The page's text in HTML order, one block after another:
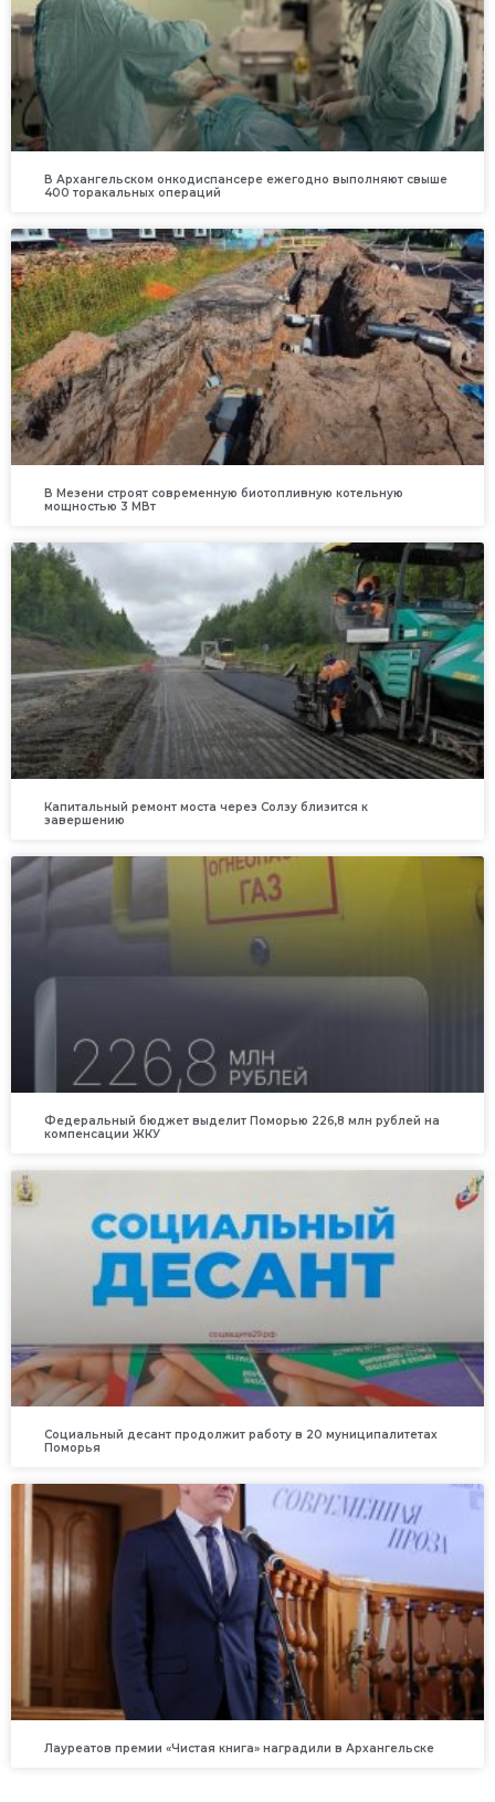
В Архангельском онкодиспансере ежегодно выполняют свыше
400 торакальных операций
В Мезени строят современную биотопливную котельную
мощностью 3 МВт
Капитальный ремонт моста через Солзу близится к
завершению
Федеральный бюджет выделит Поморью 226,8 млн рублей на
компенсации ЖКУ
Социальный десант продолжит работу в 20 муниципалитетах
Поморья
Лауреатов премии «Чистая книга» наградили в Архангельске